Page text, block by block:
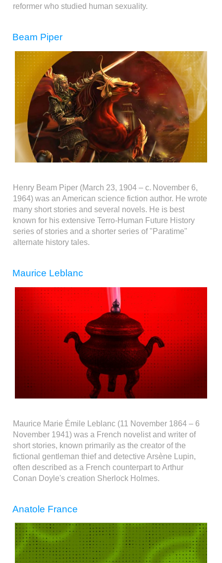
reformer who studied human sexuality.
Beam Piper
Henry Beam Piper (March 23, 1904 – c. November 6,
1964) was an American science fiction author. He wrote
many short stories and several novels. He is best
known for his extensive Terro-Human Future History
series of stories and a shorter series of "Paratime"
alternate history tales.
Maurice Leblanc
Maurice Marie Émile Leblanc (11 November 1864 – 6
November 1941) was a French novelist and writer of
short stories, known primarily as the creator of the
fictional gentleman thief and detective Arsène Lupin,
often described as a French counterpart to Arthur
Conan Doyle's creation Sherlock Holmes.
Anatole France